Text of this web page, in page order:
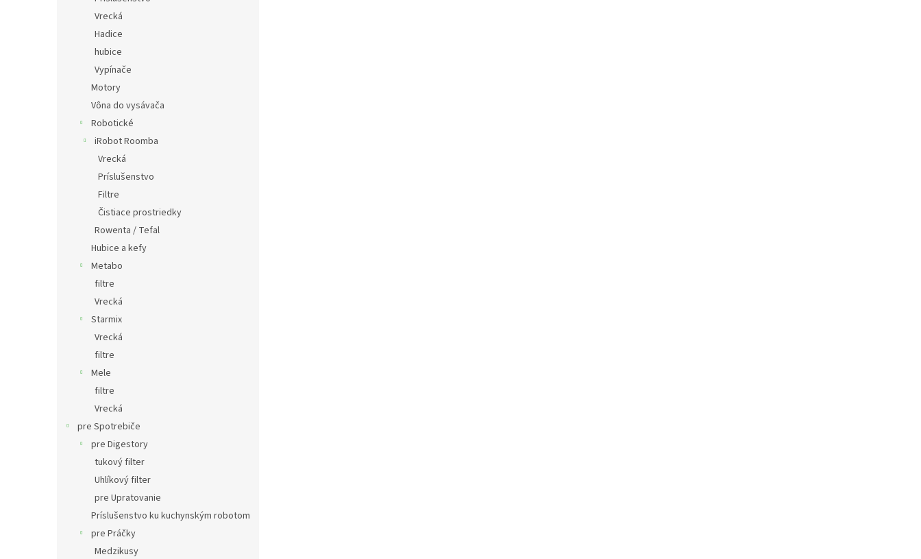
Vrecká
Hadice
hubice
Vypínače
Motory
Vôna do vysávača
Robotické
iRobot Roomba
Vrecká
Príslušenstvo
Filtre
Čistiace prostriedky
Rowenta / Tefal
Hubice a kefy
Metabo
filtre
Vrecká
Starmix
Vrecká
filtre
Mele
filtre
Vrecká
pre Spotrebiče
pre Digestory
tukový filter
Uhlíkový filter
pre Upratovanie
Príslušenstvo ku kuchynským robotom
pre Práčky
Medzikusy